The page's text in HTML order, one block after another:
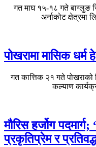
गत माघ १५-१८ गते बाग्लुङ
अर्नाकोट क्षेत्रमा
पोखरामा मासिक धर्म
गत कात्तिक २१ गते पोखराको
कल्याण
मौरिस हर्जोग
प्रकृतिप्रेम र